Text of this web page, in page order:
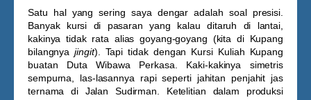
Satu hal yang sering saya dengar adalah soal presisi.
Banyak kursi di pasaran yang kalau ditaruh di lantai,
kakinya tidak rata alias goyang-goyang (kita di Kupang
bilangnyajingit). Tapi tidak dengan Kursi Kuliah Kupang
buatan Duta Wibawa Perkasa. Kaki-kakinya simetris
sempurna, las-lasannya rapi seperti jahitan penjahit jas
ternama di Jalan Sudirman. Ketelitian dalam produksi